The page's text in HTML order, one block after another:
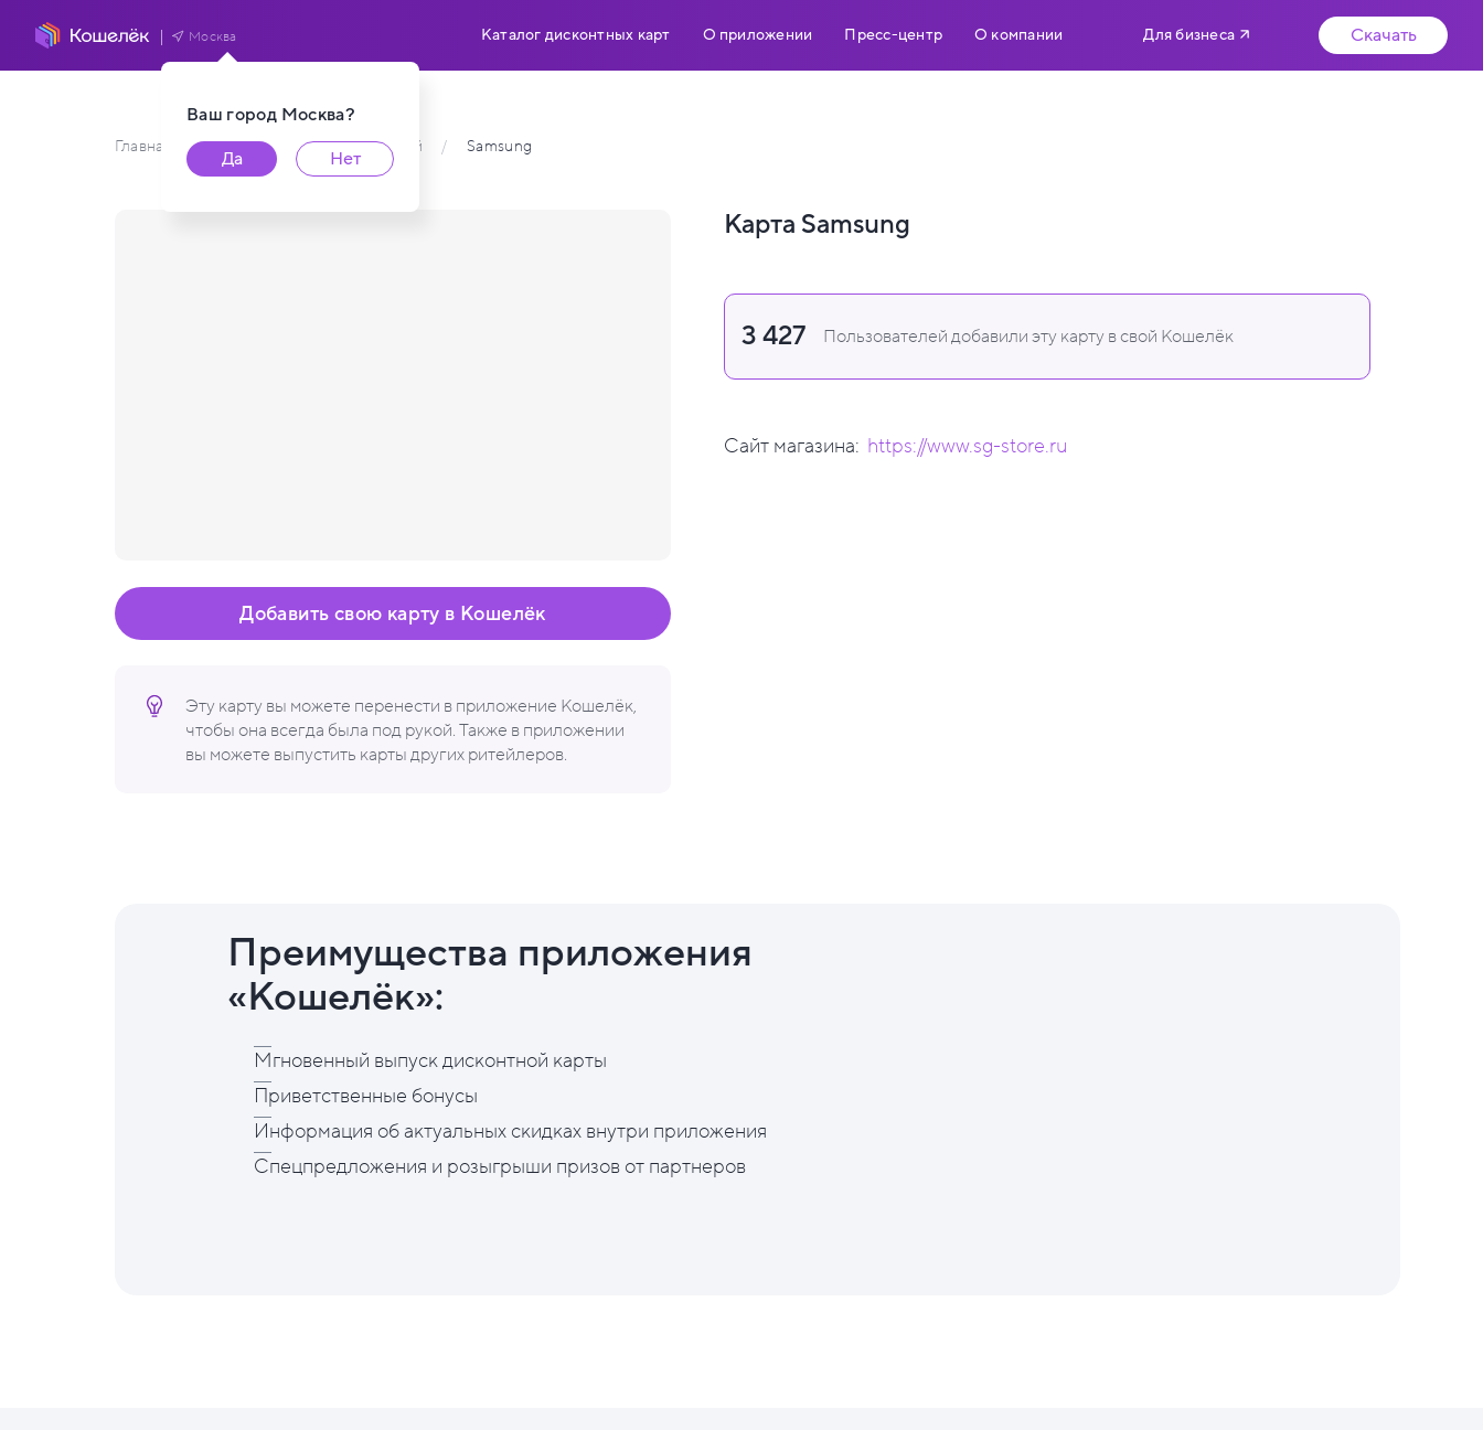
Ваш город Москва?
Да
Нет
Москва Каталог дисконтных карт О приложении Пресс-центр О компании Для бизнеса Скачать
Главная / Каталог карт пользователей / Samsung
Эту карту вы можете перенести в приложение Кошелёк,
чтобы она всегда была под рукой. Также в приложении
вы можете выпустить карты других ритейлеров.
Добавить свою карту в Кошелёк
Карта Samsung
3 427 Пользователей добавили эту карту в свой Кошелёк
Сайт магазина: https://www.sg-store.ru
Преимущества приложения
«Кошелёк»:
Мгновенный выпуск дисконтной карты
Приветственные бонусы
Информация об актуальных скидках внутри приложения
Спецпредложения и розыгрыши призов от партнеров